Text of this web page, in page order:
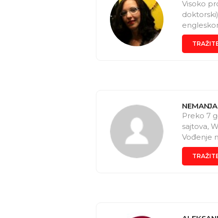
Visoko
Preko 7
sajtova,
Vođenje